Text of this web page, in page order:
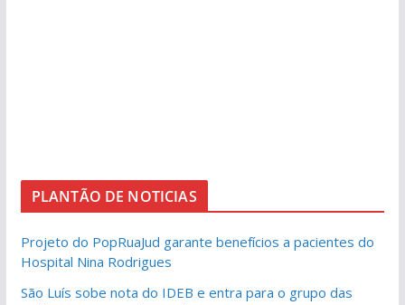
PLANTÃO DE NOTICIAS
Projeto do PopRuaJud garante benefícios a pacientes do
Hospital Nina Rodrigues
São Luís sobe nota do IDEB e entra para o grupo das